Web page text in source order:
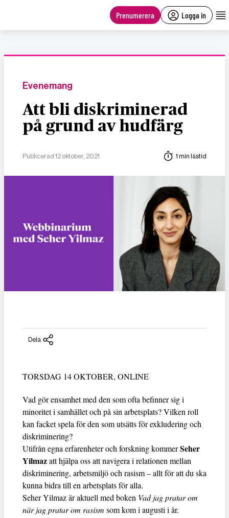
Prenumerera Logga in
Evenemang
Att bli diskriminerad
på grund av hudfärg
Publicerad 12 oktober, 2021 1 min lästid
Dela
TORSDAG 14 OKTOBER, ONLINE
Vad gör ensamhet med den som ofta befinner sig i
minoritet i samhället och på sin arbetsplats? Vilken roll
kan facket spela för den som utsätts för exkludering och
diskriminering?
Utifrån egna erfarenheter och forskning kommerSeher
Yilmazatt hjälpa oss att navigera i relationen mellan
diskriminering, arbetsmiljö och rasism – allt för att du ska
kunna bidra till en arbetsplats för alla.
Seher Yilmaz är aktuell med boken Vad jag pratar om
när jag pratar om rasism som kom i augusti i år.